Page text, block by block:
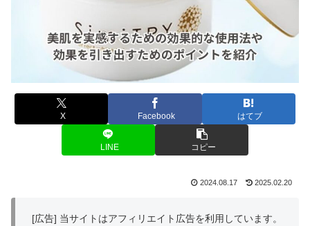
X Facebook はてブ
LINE コピー
2024.08.17 2025.02.20
[広告] 当サイトはアフィリエイト広告を利用しています。